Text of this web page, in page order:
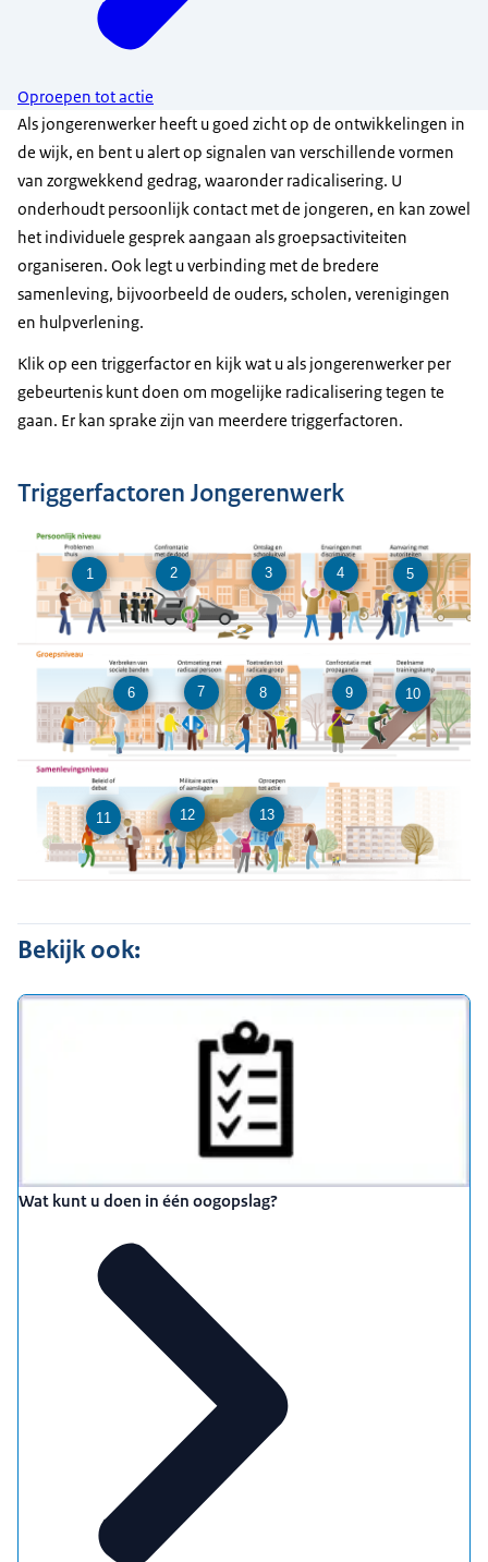
Oproepen tot actie
Als jongerenwerker heeft u goed zicht op de ontwikkelingen in
de wijk, en bent u alert op signalen van verschillende vormen
van zorgwekkend gedrag, waaronder radicalisering. U
onderhoudt persoonlijk contact met de jongeren, en kan zowel
het individuele gesprek aangaan als groepsactiviteiten
organiseren. Ook legt u verbinding met de bredere
samenleving, bijvoorbeeld de ouders, scholen, verenigingen
en hulpverlening.
Klik op een triggerfactor en kijk wat u als jongerenwerker per
gebeurtenis kunt doen om mogelijke radicalisering tegen te
gaan. Er kan sprake zijn van meerdere triggerfactoren.
Triggerfactoren Jongerenwerk
1 2 3 4 5
6 7 8 9 10
11 12 13
Bekijk ook:
Wat kunt u doen in één oogopslag?